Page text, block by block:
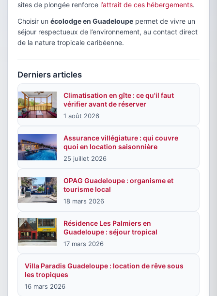
sites de plongée renforce l’attrait de ces hébergements.
Choisir un écolodge en Guadeloupe permet de vivre un
séjour respectueux de l’environnement, au contact direct
de la nature tropicale caribéenne.
Derniers articles
Climatisation en gîte : ce qu'il faut
vérifier avant de réserver
1 août 2026
Assurance villégiature : qui couvre
quoi en location saisonnière
25 juillet 2026
OPAG Guadeloupe : organisme et
tourisme local
18 mars 2026
Résidence Les Palmiers en
Guadeloupe : séjour tropical
17 mars 2026
Villa Paradis Guadeloupe : location de rêve sous
les tropiques
16 mars 2026